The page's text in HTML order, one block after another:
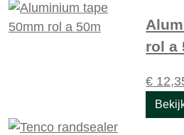
rol a
€